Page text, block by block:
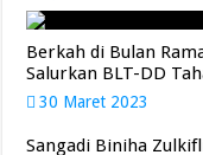
Berkah di Bulan
Salurkan BLT-DD
30 Maret 2023
Sangadi Biniha